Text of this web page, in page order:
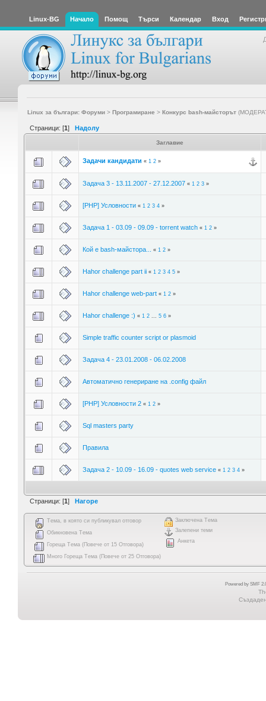
Linux-BG Начало Помощ Търси Календар Вход
Linux за българи: Форуми> Програмиране > Конкурс bash-майсторът
Страници: [1] Надолу
Заглавие
Задачи кандидати « 1 2»
Задача 3 - 13.11.2007 - 27.12.2007 « 1 2 3»
[PHP] Условности « 1 2 3 4»
Задача 1 - 03.09 - 09.09 - torrent watch « 1 2»
Кой е bash-майстора... « 1 2»
Hahor challenge part ii « 1 2 3 4 5»
Hahor challenge web-part « 1 2»
Hahor challenge :) « 1 2... 5 6»
Simple traffic counter script or plasmoid
Задача 4 - 23.01.2008 - 06.02.2008
Автоматично генериране на .config файл
[PHP] Условности 2 « 1 2»
Sql masters party
Правила
Задача 2 - 10.09 - 16.09 - quotes web service « 1 2 3 4»
Страници: [1] Нагоре
Тема, в която си публикувал отговор
Обикновена Тема
Гореща Тема (Повече от 15 Отговора)
Много Гореща Тема (Повече от 25 Отговора)
Заключена Тема
Залепени теми
Анкета
Powered by SMF